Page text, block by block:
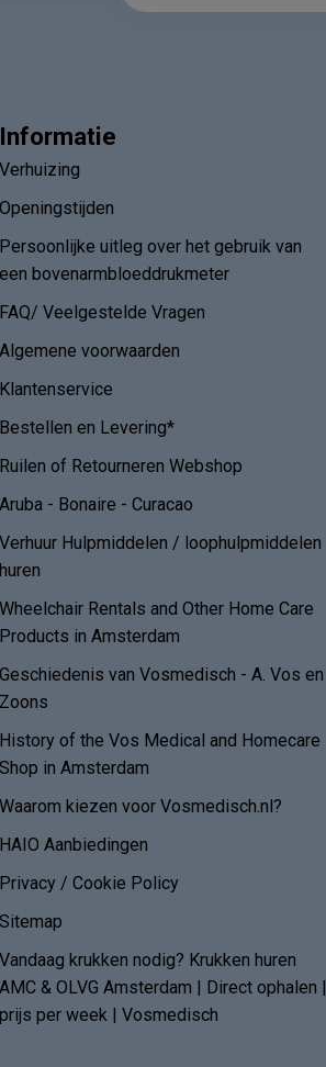
Informatie
Verhuizing
Openingstijden
Persoonlijke uitleg over het gebruik van
een bovenarmbloeddrukmeter
FAQ/ Veelgestelde Vragen
Algemene voorwaarden
Klantenservice
Bestellen en Levering*
Ruilen of Retourneren Webshop
Aruba - Bonaire - Curacao
Verhuur Hulpmiddelen / loophulpmiddelen
huren
Wheelchair Rentals and Other Home Care
Products in Amsterdam
Geschiedenis van Vosmedisch - A. Vos en
Zoons
History of the Vos Medical and Homecare
Shop in Amsterdam
Waarom kiezen voor Vosmedisch.nl?
HAIO Aanbiedingen
Privacy / Cookie Policy
Sitemap
Vandaag krukken nodig? Krukken huren
AMC & OLVG Amsterdam | Direct ophalen |
prijs per week | Vosmedisch